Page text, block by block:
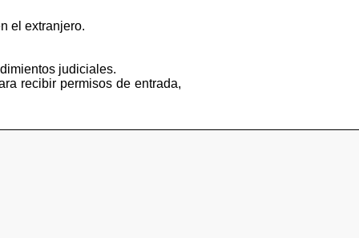
el extranjero.
judiciales.
recibir permisos de entrada,